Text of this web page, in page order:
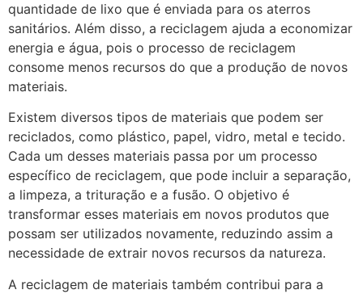
quantidade de lixo que é enviada para os aterros
sanitários. Além disso, a reciclagem ajuda a economizar
energia e água, pois o processo de reciclagem
consome menos recursos do que a produção de novos
materiais.
Existem diversos tipos de materiais que podem ser
reciclados, como plástico, papel, vidro, metal e tecido.
Cada um desses materiais passa por um processo
específico de reciclagem, que pode incluir a separação,
a limpeza, a trituração e a fusão. O objetivo é
transformar esses materiais em novos produtos que
possam ser utilizados novamente, reduzindo assim a
necessidade de extrair novos recursos da natureza.
A reciclagem de materiais também contribui para a